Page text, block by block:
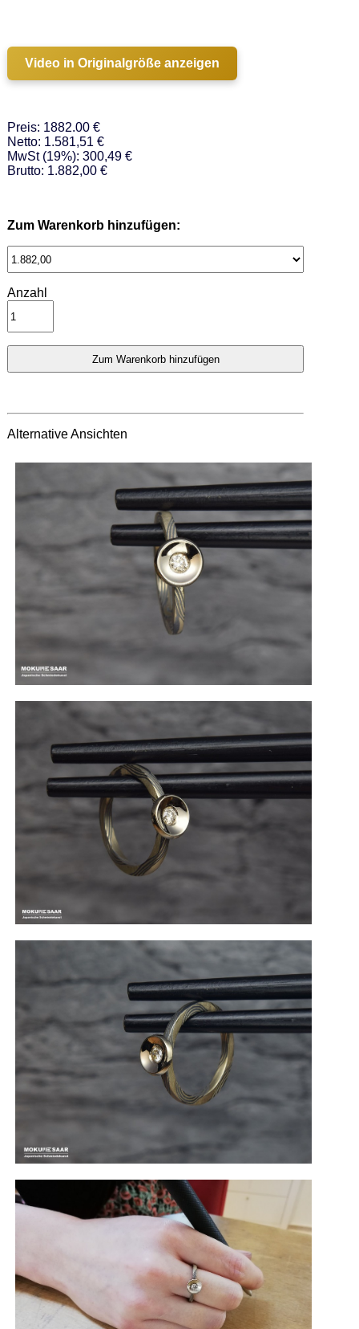
Video in Originalgröße anzeigen
Preis: 1882.00 €
Netto: 1.581,51 €
MwSt (19%): 300,49 €
Brutto: 1.882,00 €
Zum Warenkorb hinzufügen:
Anzahl
Alternative Ansichten